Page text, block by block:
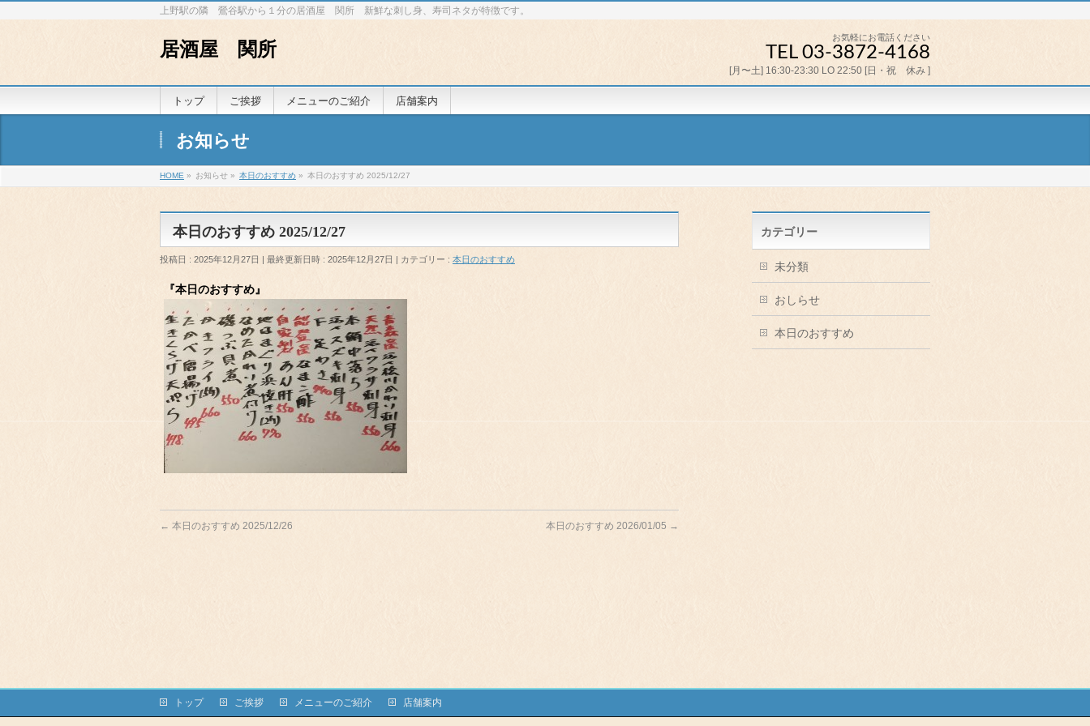
上野駅の隣 鶯谷駅から１分の居酒屋 関所 新鮮な刺し身、寿司ネタが特徴です。
居酒屋 関所
お気軽にお電話ください
TEL 03-3872-4168
[月〜土] 16:30-23:30 LO 22:50 [日・祝 休み ]
トップ ご挨拶 メニューのご紹介 店舗案内
お知らせ
HOME » お知らせ » 本日のおすすめ » 本日のおすすめ 2025/12/27
本日のおすすめ 2025/12/27
投稿日 : 2025年12月27日 最終更新日時 : 2025年12月27日 カテゴリー : 本日のおすすめ
『本日のおすすめ』
← 本日のおすすめ 2025/12/26 本日のおすすめ 2026/01/05 →
カテゴリー
未分類
おしらせ
本日のおすすめ
トップ ご挨拶 メニューのご紹介 店舗案内